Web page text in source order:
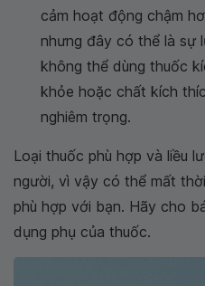
cảm hoạt động chậm
nhưng đây có thể là sự
không thể dùng thuốc
khỏe hoặc chất kích
nghiêm trọng.
Loại thuốc phù hợp và liều
người, vì vậy có thể mất
phù hợp với bạn. Hãy cho
dụng phụ của thuốc.